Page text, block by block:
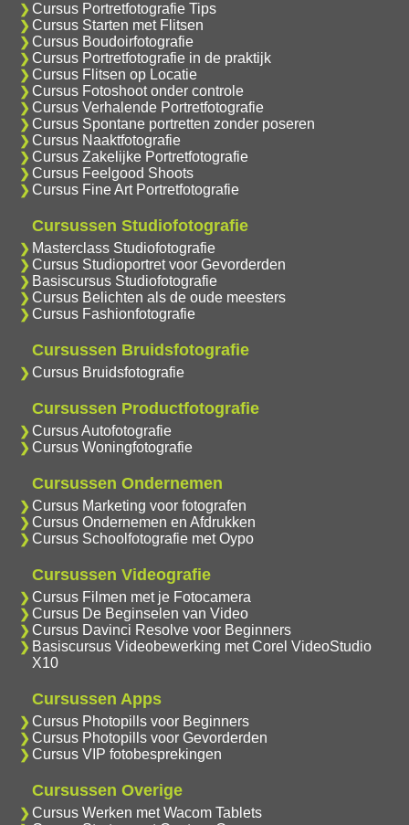
Cursus Portretfotografie Tips
Cursus Starten met Flitsen
Cursus Boudoirfotografie
Cursus Portretfotografie in de praktijk
Cursus Flitsen op Locatie
Cursus Fotoshoot onder controle
Cursus Verhalende Portretfotografie
Cursus Spontane portretten zonder poseren
Cursus Naaktfotografie
Cursus Zakelijke Portretfotografie
Cursus Feelgood Shoots
Cursus Fine Art Portretfotografie
Cursussen Studiofotografie
Masterclass Studiofotografie
Cursus Studioportret voor Gevorderden
Basiscursus Studiofotografie
Cursus Belichten als de oude meesters
Cursus Fashionfotografie
Cursussen Bruidsfotografie
Cursus Bruidsfotografie
Cursussen Productfotografie
Cursus Autofotografie
Cursus Woningfotografie
Cursussen Ondernemen
Cursus Marketing voor fotografen
Cursus Ondernemen en Afdrukken
Cursus Schoolfotografie met Oypo
Cursussen Videografie
Cursus Filmen met je Fotocamera
Cursus De Beginselen van Video
Cursus Davinci Resolve voor Beginners
Basiscursus Videobewerking met Corel VideoStudio
X10
Cursussen Apps
Cursus Photopills voor Beginners
Cursus Photopills voor Gevorderden
Cursus VIP fotobesprekingen
Cursussen Overige
Cursus Werken met Wacom Tablets